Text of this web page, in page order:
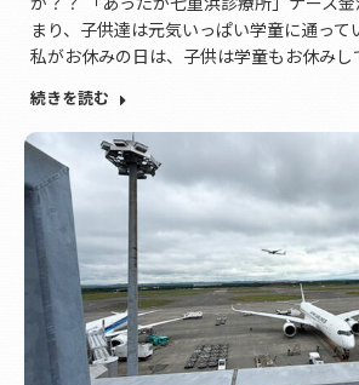
まり、子供達は元気いっぱい学童に通っ
私がお休みの日は、子供は学童もお休み
続きを読む